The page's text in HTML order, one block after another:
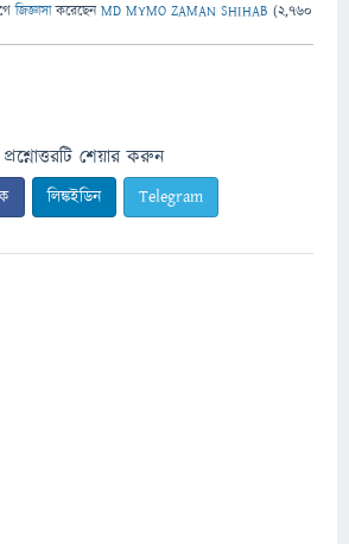
জিজ্ঞাসাকরেছেনMD MYMO ZAMAN SHIHAB (2,760
প্রশ্নোত্তরটি শেয়ার করুন
লিঙ্কইডিন Telegram